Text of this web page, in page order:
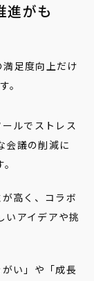
進がも
満足度向上だけ
。
ルでストレス
会議の削減に
高く、コラボ
いアイデアや挑
がい」や「成長